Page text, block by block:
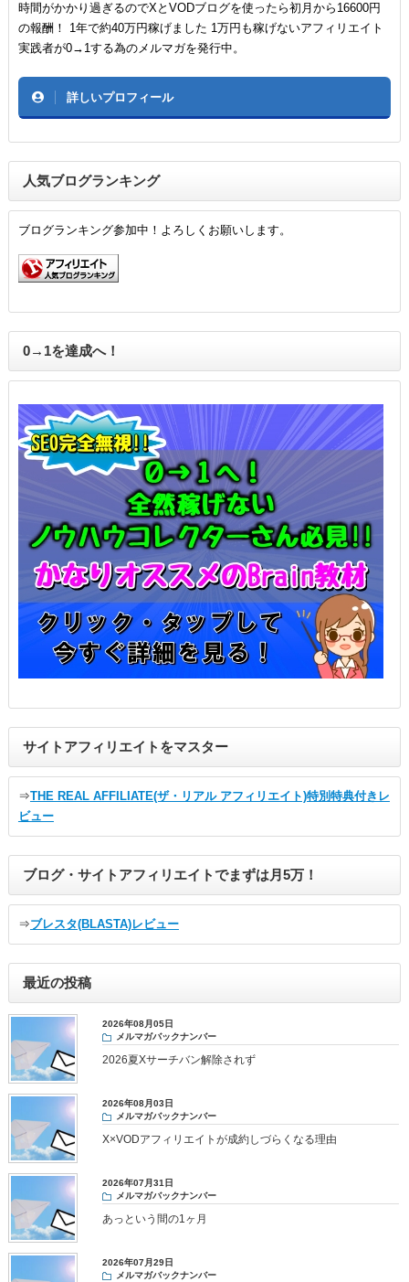
時間がかかり過ぎるのでXとVODブログを使ったら初月から16600円
の報酬！ 1年で約40万円稼げました 1万円も稼げないアフィリエイト
実践者が0→1する為のメルマガを発行中。
詳しいプロフィール
人気ブログランキング
ブログランキング参加中！よろしくお願いします。
0→1を達成へ！
サイトアフィリエイトをマスター
⇒THE REAL AFFILIATE(ザ・リアル アフィリエイト)特別特典付きレ
ビュー
ブログ・サイトアフィリエイトでまずは月5万！
⇒ブレスタ(BLASTA)レビュー
最近の投稿
2026年08月05日
メルマガバックナンバー
2026夏Xサーチバン解除されず
2026年08月03日
メルマガバックナンバー
X×VODアフィリエイトが成約しづらくなる理由
2026年07月31日
メルマガバックナンバー
あっという間の1ヶ月
2026年07月29日
メルマガバックナンバー